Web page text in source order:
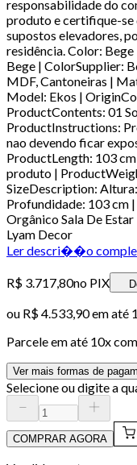
responsabilidade do
produto e certifique-se
supostos elevadores,
residência. Color:
Bege | ColorSupplier:
MDF, Cantoneiras |
Model: Ekos |
ProductContents: 01
ProductInstructions:
nao devendo ficar
ProductLength: 103
produto |
SizeDescription:
Profundidade: 103 cm
Orgânico Sala De
Lyam Decor
Ler descri��o
R$ 3.717,80no PIX
ou R$ 4.533,90em até
Parcele em até 10x
Ver mais formas de
Selecione ou digite a
COMPRAR AGORA